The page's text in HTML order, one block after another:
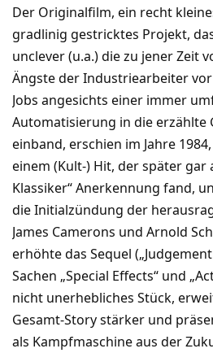
Der Originalfilm, ein recht
gradlinig gestricktes Projekt,
unclever (u.a.) die zu jener Zeit
Ängste der Industriearbeiter
Jobs angesichts einer immer
Automatisierung in die erzählte
einband, erschien im Jahre
einem (Kult-) Hit, der später gar
Klassiker“ Anerkennung fand,
die Initialzündung der
James Camerons und Arnold
erhöhte das Sequel
Sachen „Special Effects“ und
nicht unerhebliches Stück,
Gesamt-Story stärker und
als Kampfmaschine aus der